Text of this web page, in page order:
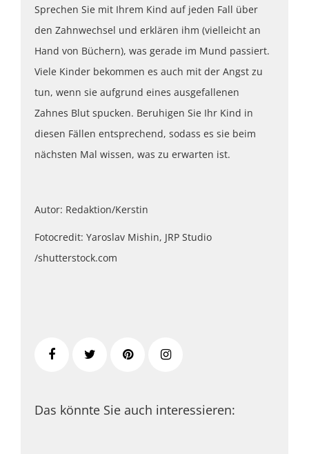
Sprechen Sie mit Ihrem Kind auf jeden Fall über
den Zahnwechsel und erklären ihm (vielleicht an
Hand von Büchern), was gerade im Mund passiert.
Viele Kinder bekommen es auch mit der Angst zu
tun, wenn sie aufgrund eines ausgefallenen
Zahnes Blut spucken. Beruhigen Sie Ihr Kind in
diesen Fällen entsprechend, sodass es sie beim
nächsten Mal wissen, was zu erwarten ist.
Autor: Redaktion/Kerstin
Fotocredit: Yaroslav Mishin, JRP Studio
/shutterstock.com
Das könnte Sie auch interessieren: